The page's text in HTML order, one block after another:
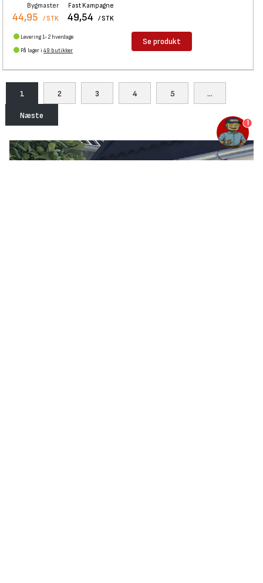
Bygmaster
44,95 / STK
Fast Kampagne
49,54 / STK
Levering 1-2 hverdage
På lager i 49 butikker
Se produkt
1 2 3 4 5 ...
Næste
1